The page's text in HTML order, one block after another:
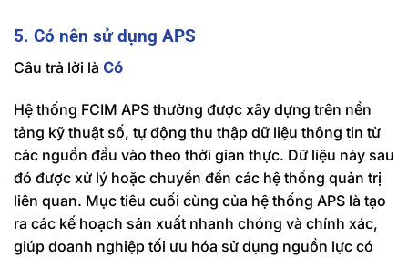
5. Có nên sử dụng APS
Câu trả lời là Có
Hệ thống FCIM APS thường được xây dựng trên nền
tảng kỹ thuật số, tự động thu thập dữ liệu thông tin từ
các nguồn đầu vào theo thời gian thực. Dữ liệu này sau
đó được xử lý hoặc chuyển đến các hệ thống quản trị
liên quan. Mục tiêu cuối cùng của hệ thống APS là tạo
ra các kế hoạch sản xuất nhanh chóng và chính xác,
giúp doanh nghiệp tối ưu hóa sử dụng nguồn lực có